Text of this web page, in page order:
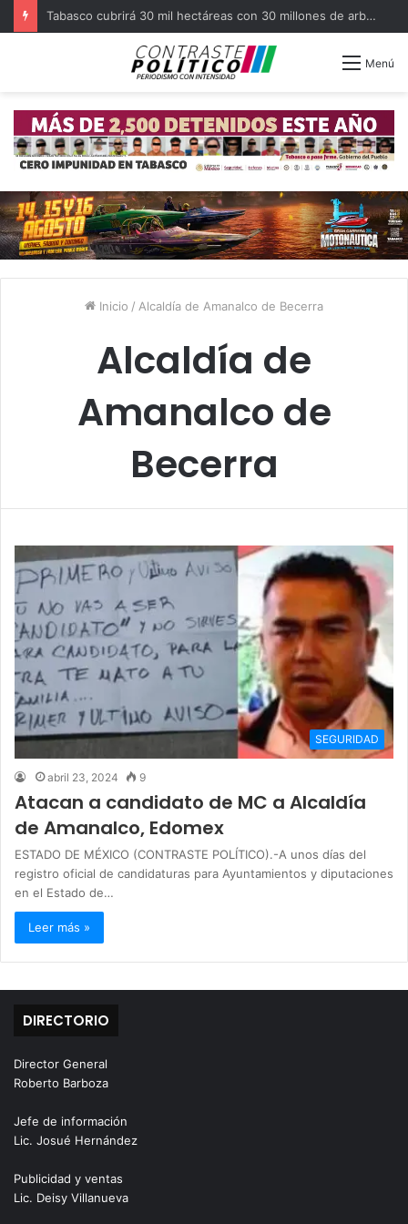
Tabasco cubrirá 30 mil hectáreas con 30 millones de arboles en el sexenio
Menú
Inicio / Alcaldía de Amanalco de Becerra
Alcaldía de
Amanalco de
Becerra
SEGURIDAD
abril 23, 2024 9
Atacan a candidato de MC a Alcaldía
de Amanalco, Edomex
ESTADO DE MÉXICO (CONTRASTE POLÍTICO).-A unos días del
registro oficial de candidaturas para Ayuntamientos y diputaciones
en el Estado de…
Leer más »
DIRECTORIO
Director General
Roberto Barboza
Jefe de información
Lic. Josué Hernández
Publicidad y ventas
Lic. Deisy Villanueva